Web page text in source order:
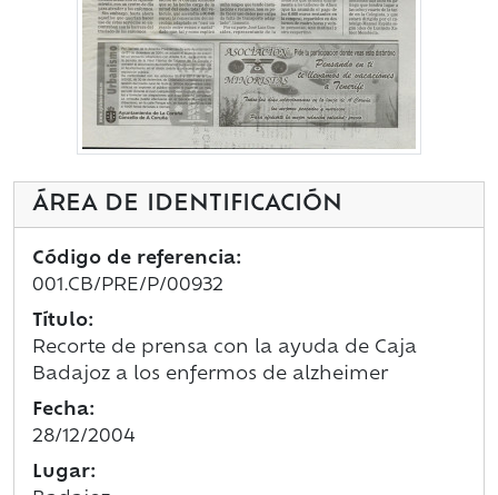
ÁREA DE IDENTIFICACIÓN
Código de referencia:
001.CB/PRE/P/00932
Título:
Recorte de prensa con la ayuda de Caja
Badajoz a los enfermos de alzheimer
Fecha:
28/12/2004
Lugar: